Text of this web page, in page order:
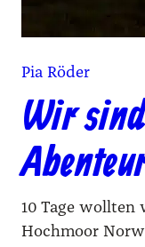
Pia Röder
Wir
10 Tage wollten
Hochmoor